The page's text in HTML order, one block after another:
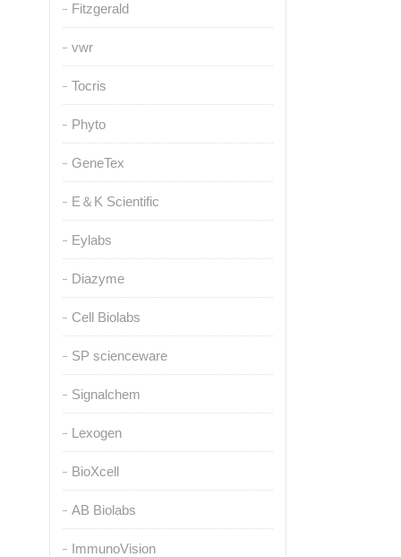
Fitzgerald
vwr
Tocris
Phyto
GeneTex
E＆K Scientific
Eylabs
Diazyme
Cell Biolabs
SP scienceware
Signalchem
Lexogen
BioXcell
AB Biolabs
ImmunoVision